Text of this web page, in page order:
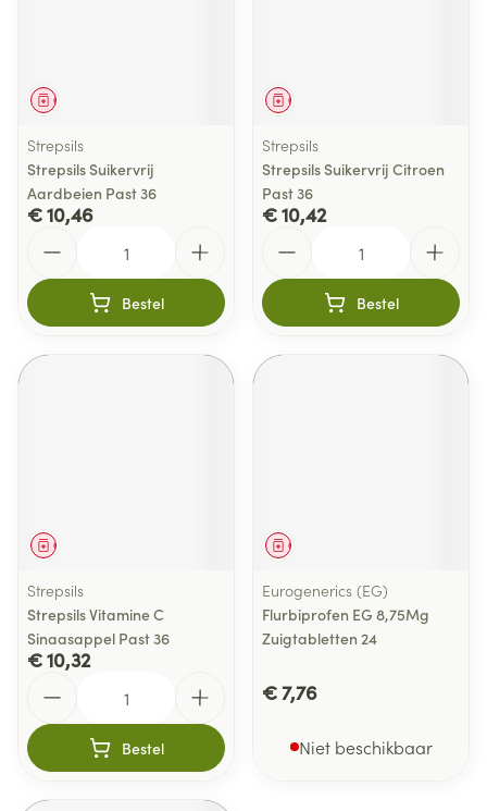
Geneesmiddel
Strepsils
Strepsils Suikervrij
Aardbeien Past 36
€ 10,46
Bestel
Geneesmiddel
Strepsils
Strepsils Suikervrij Citroen
Past 36
€ 10,42
Bestel
Geneesmiddel
Strepsils
Strepsils Vitamine C
Sinaasappel Past 36
€ 10,32
Bestel
Geneesmiddel
Eurogenerics (EG)
Flurbiprofen EG 8,75Mg
Zuigtabletten 24
€ 7,76
Niet beschikbaar